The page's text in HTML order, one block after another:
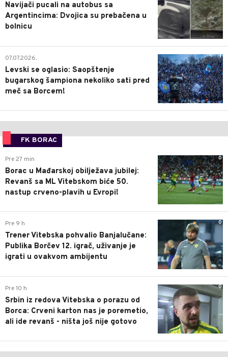
Navijači pucali na autobus sa
Argentincima: Dvojica su prebačena u
bolnicu
1
07.07.2026.
Levski se oglasio: Saopštenje
bugarskog šampiona nekoliko sati pred
meč sa Borcem!
FK BORAC
0
Pre 27 min
Borac u Mađarskoj obilježava jubilej:
Revanš sa ML Vitebskom biće 50.
nastup crveno-plavih u Evropi!
0
Pre 9 h
Trener Vitebska pohvalio Banjalučane:
Publika Borčev 12. igrač, uživanje je
igrati u ovakvom ambijentu
0
Pre 10 h
Srbin iz redova Vitebska o porazu od
Borca: Crveni karton nas je poremetio,
ali ide revanš - ništa još nije gotovo